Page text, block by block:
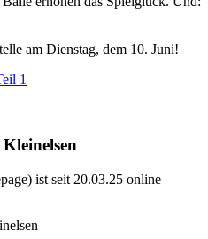
am Dienstag, dem 10. Juni!
ist seit 20.03.25 online